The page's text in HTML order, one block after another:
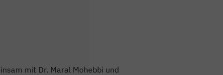
mit Dr. Maral Mohebbi und